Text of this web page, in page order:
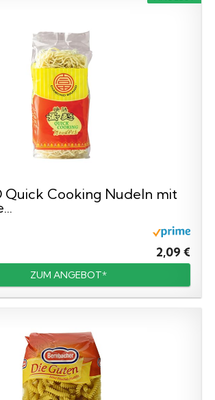
Quick Cooking Nudeln mit
2,09 €
ZUM ANGEBOT*